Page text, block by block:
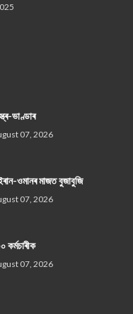
ভাণ্ডাৰ
07, 2026
ওমানৰ মাজত বুজাবুজি
07, 2026
কৰ্মচাৰীক
07, 2026